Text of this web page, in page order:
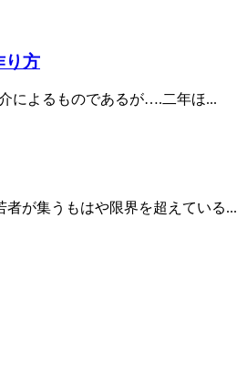
り方
によるものであるが….二年ほ...
者が集うもはや限界を超えている...